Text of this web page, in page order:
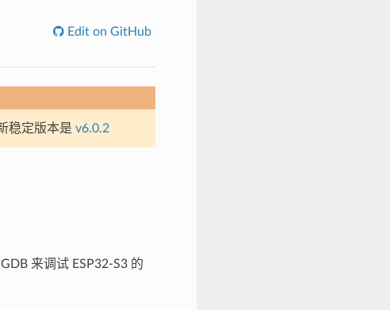
Edit on GitHub
稳定版本是 v6.0.2
来调试 ESP32-S3 的